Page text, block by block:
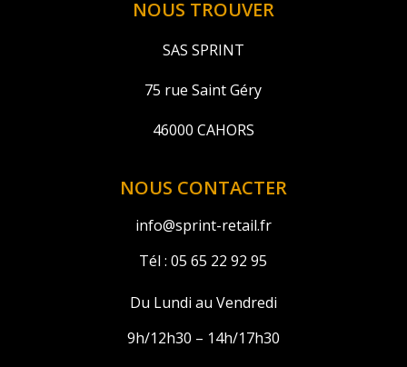
NOUS TROUVER
SAS SPRINT
75 rue Saint Géry
46000 CAHORS
NOUS CONTACTER
info@sprint-retail.fr
Tél : 05 65 22 92 95
Du Lundi au Vendredi
9h/12h30 – 14h/17h30